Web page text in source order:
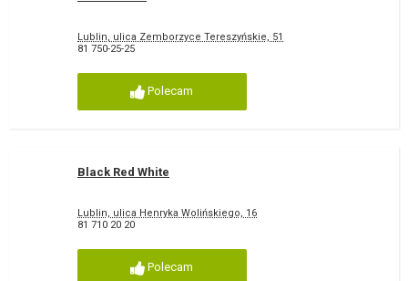
Lublin, ulica Zemborzyce Tereszyńskie, 51
81 750-25-25
Polecam
Black Red White
Lublin, ulica Henryka Wolińskiego, 16
81 710 20 20
Polecam